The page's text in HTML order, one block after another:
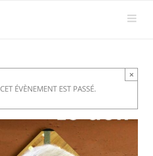
CET ÉVÈNEMENT EST PASSÉ.
×